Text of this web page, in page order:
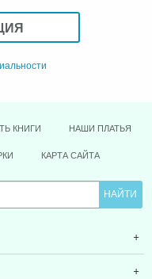
КНИГИ НАШИ ПЛАТЬЯ
КАРТА САЙТА